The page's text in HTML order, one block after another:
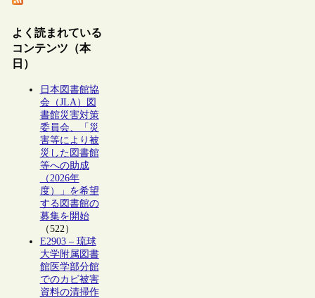
よく読まれている
コンテンツ（本
日）
日本図書館協
会（JLA）図
書館災害対策
委員会、「災
害等により被
災した図書館
等への助成
（2026年
度）」を希望
する図書館の
募集を開始
（522）
E2903 – 琉球
大学附属図書
館医学部分館
でのカビ被害
資料の清掃作